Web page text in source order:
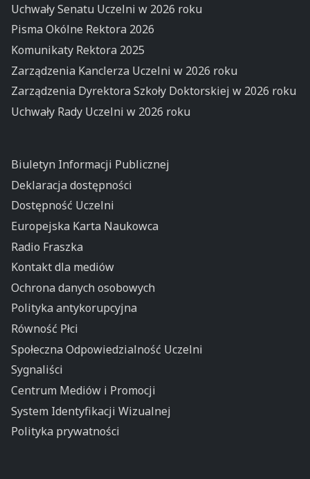
Uchwały Senatu Uczelni w 2026 roku
Pisma Okólne Rektora 2026
Komunikaty Rektora 2025
Zarządzenia Kanclerza Uczelni w 2026 roku
Zarządzenia Dyrektora Szkoły Doktorskiej w 2026 roku
Uchwały Rady Uczelni w 2026 roku
Biuletyn Informacji Publicznej
Deklaracja dostępności
Dostępność Uczelni
Europejska Karta Naukowca
Radio Fraszka
Kontakt dla mediów
Ochrona danych osobowych
Polityka antykorupcyjna
Równość Płci
Społeczna Odpowiedzialność Uczelni
Sygnaliści
Centrum Mediów i Promocji
System Identyfikacji Wizualnej
Polityka prywatności